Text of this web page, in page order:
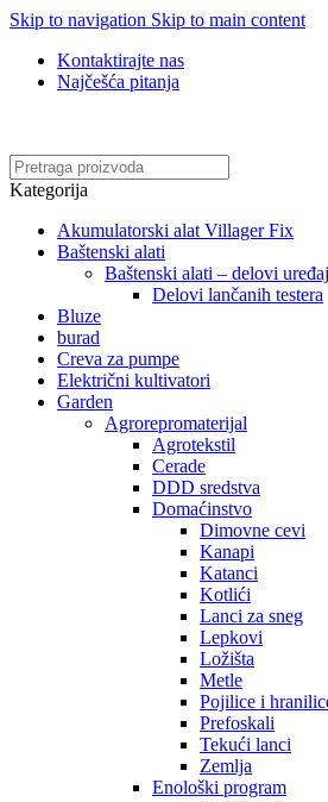
Skip to navigation Skip to main content
Kontaktirajte nas
Najčešća pitanja
Kategorija
Akumulatorski alat Villager Fix
Baštenski alati
Baštenski alati – delovi
Delovi lančanih testera
Bluze
burad
Creva za pumpe
Električni kultivatori
Garden
Agrorepromaterijal
Agrotekstil
Cerade
DDD sredstva
Domaćinstvo
Dimovne cevi
Kanapi
Katanci
Kotlići
Lanci za sneg
Lepkovi
Ložišta
Metle
Pojilice i
Prefoskali
Tekući lanci
Zemlja
Enološki program